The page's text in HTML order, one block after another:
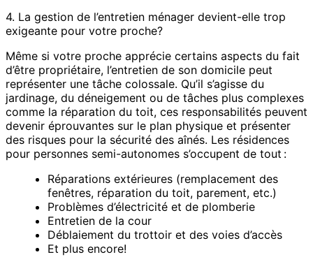
4. La gestion de l’entretien ménager devient-elle trop
exigeante pour votre proche?
Même si votre proche apprécie certains aspects du fait
d’être propriétaire, l’entretien de son domicile peut
représenter une tâche colossale. Qu’il s’agisse du
jardinage, du déneigement ou de tâches plus complexes
comme la réparation du toit, ces responsabilités peuvent
devenir éprouvantes sur le plan physique et présenter
des risques pour la sécurité des aînés. Les résidences
pour personnes semi-autonomes s’occupent de tout :
Réparations extérieures (remplacement des
fenêtres, réparation du toit, parement, etc.)
Problèmes d’électricité et de plomberie
Entretien de la cour
Déblaiement du trottoir et des voies d’accès
Et plus encore!